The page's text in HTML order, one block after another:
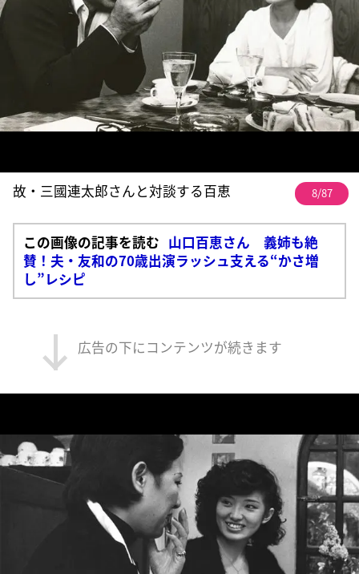
故・三國連太郎さんと対談する百恵 8/87
この画像の記事を読む 山口百恵さん 義姉も絶
賛！夫・友和の70歳出演ラッシュ支える“かさ増
し”レシピ
広告の下にコンテンツが続きます